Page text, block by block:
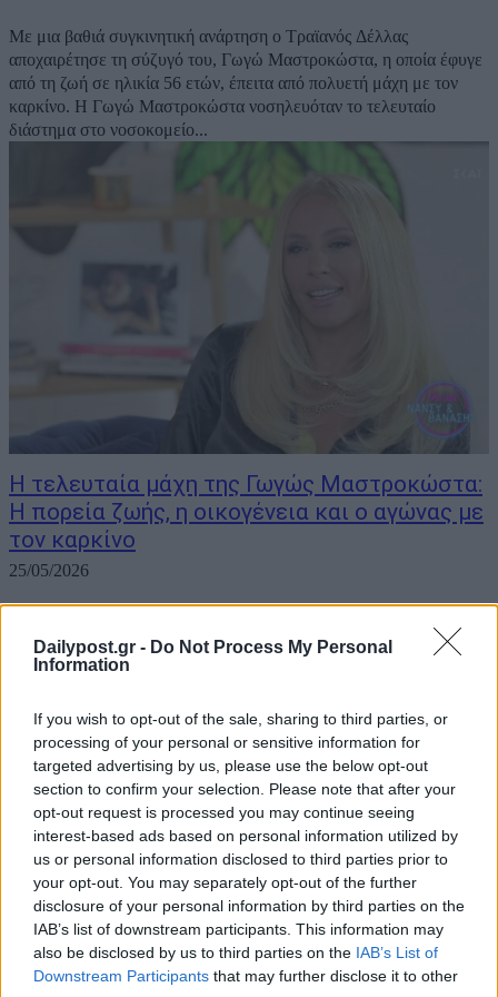
Dailypost.gr - Do Not Process My Personal
Information
If you wish to opt-out of the sale, sharing to third parties, or
processing of your personal or sensitive information for
targeted advertising by us, please use the below opt-out
section to confirm your selection. Please note that after your
opt-out request is processed you may continue seeing
interest-based ads based on personal information utilized by
us or personal information disclosed to third parties prior to
your opt-out. You may separately opt-out of the further
disclosure of your personal information by third parties on the
IAB’s list of downstream participants. This information may
also be disclosed by us to third parties on the IAB’s List of
Downstream Participants that may further disclose it to other
Με μια βαθιά συγκινητική ανάρτηση ο Τραϊανός Δέλλας
αποχαιρέτησε τη σύζυγό του, Γωγώ Μαστροκώστα, η οποία έφυγε
από τη ζωή σε ηλικία 56 ετών, έπειτα από πολυετή μάχη με τον
καρκίνο. Η Γωγώ Μαστροκώστα νοσηλευόταν το τελευταίο
διάστημα στο νοσοκομείο...
Η τελευταία μάχη της Γωγώς Μαστροκώστα:
Η πορεία ζωής, η οικογένεια και ο αγώνας με
τον καρκίνο
25/05/2026
Μαστροκώστα, η οποία έφυγε από τη ζωή σε ηλικία 56 ετών,
ύστερα από πολυετή και γενναία μάχη με τον καρκίνο. Η γνωστή
ΡΟΗ ΕΙΔΗΣΕΩΝ
ΗΠΑ: Επιτροπή της Γερουσίας προτείνει άσκηση
διώξεων σε βάρος του πρώην συμβούλου για την
Άντονι Φάουτσι
06/08/2026